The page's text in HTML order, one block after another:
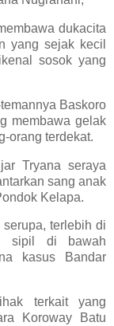
dukacita
yang sejak kecil
sosok yang
Baskoro
membawa gelak
orang terdekat.
Tryana seraya
sang anak
Kelapa.
terlebih di
sipil di bawah
kasus Bandar
terkait yang
Koroway Batu